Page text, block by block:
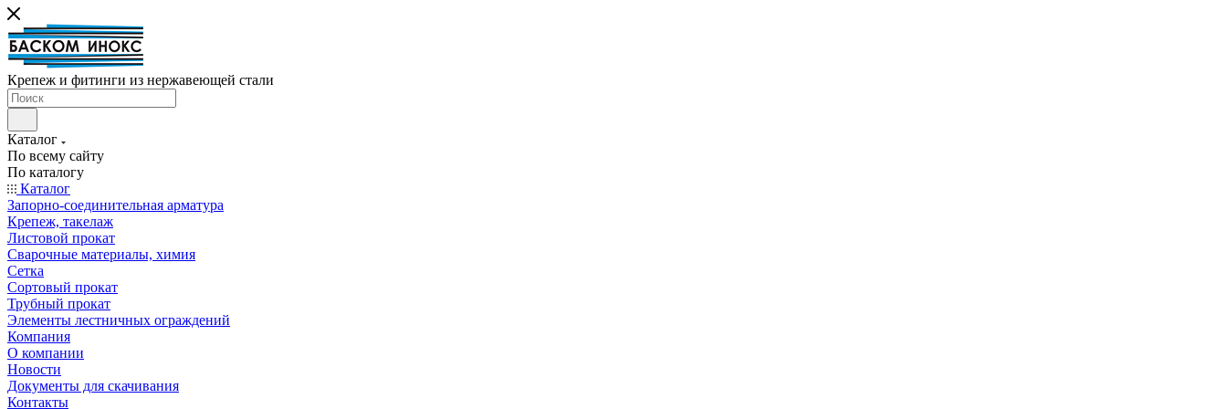
Крепеж и фитинги из нержавеющей стали
Каталог
По всему сайту
По каталогу
Каталог
Запорно-соединительная арматура
Крепеж, такелаж
Листовой прокат
Сварочные материалы, химия
Сетка
Сортовый прокат
Трубный прокат
Элементы лестничных ограждений
Компания
О компании
Новости
Документы для скачивания
Контакты